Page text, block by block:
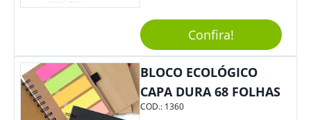
Elástico Permite Maior
Segurança Ao Carregá-Lo.
Ofereça A Seus Clientes E
Colaboradores, Sem Dúvidas
Eles Irão Adorar.
Confira!
BLOCO ECOLÓGICO
CAPA DURA 68 FOLHAS
COD.: 1360